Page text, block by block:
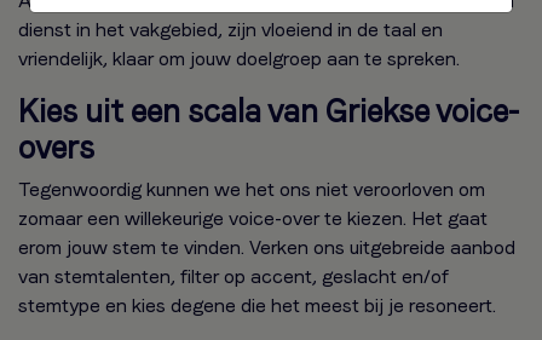
dienst in het vakgebied, zijn vloeiend in de taal en
vriendelijk, klaar om jouw doelgroep aan te spreken.
Kies uit een scala van Griekse voice-
overs
Tegenwoordig kunnen we het ons niet veroorloven om
zomaar een willekeurige voice-over te kiezen. Het gaat
erom jouw stem te vinden. Verken ons uitgebreide aanbod
van stemtalenten, filter op accent, geslacht en/of
stemtype en kies degene die het meest bij je resoneert.